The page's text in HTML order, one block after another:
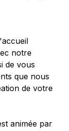
notre
de vous
que nous
de votre
animée par